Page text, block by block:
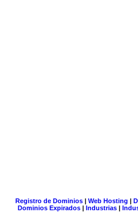
Registro de Dominios| Web Hosting |
Dominios Expirados | Industrias |